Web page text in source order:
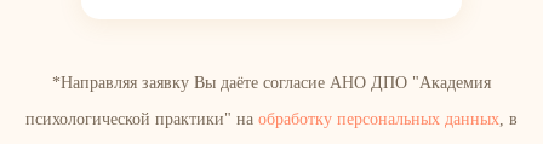
*Направляя заявку Вы даёте согласие АНО ДПО "Академия
психологической практики" на обработку персональных данных, в